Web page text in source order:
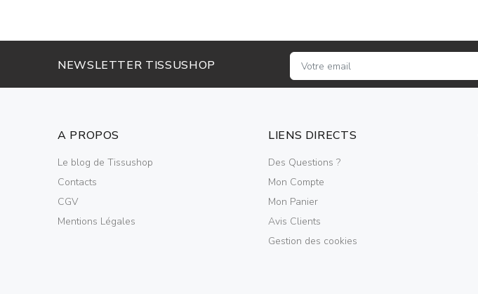
NEWSLETTER TISSUSHOP
A PROPOS
Le blog de Tissushop
Contacts
CGV
Mentions Légales
LIENS DIRECTS
Des Questions ?
Mon Compte
Mon Panier
Avis Clients
Gestion des cookies